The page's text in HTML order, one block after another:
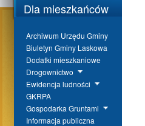
Dla mieszkańców
Archiwum Urzędu Gminy
Biuletyn Gminy Laskowa
Dodatki mieszkaniowe
Drogownictwo
Ewidencja ludności
GKRPA
Gospodarka Gruntami
Informacja publiczna